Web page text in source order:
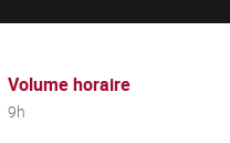
Volume horaire
9h